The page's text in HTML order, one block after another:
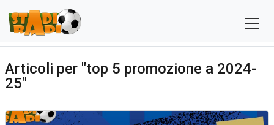
Articoli per "top 5 promozione a 2024-
25"